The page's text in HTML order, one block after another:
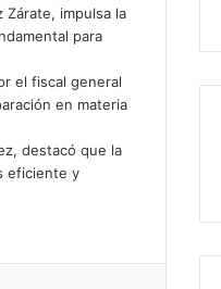
Zárate, impulsa la
para
el fiscal general
en materia
destacó que la
eficiente y